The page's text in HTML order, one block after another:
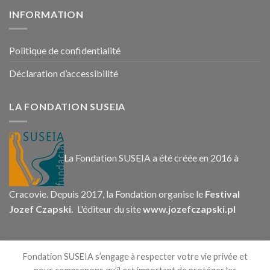
INFORMATION
Politique de confidentialité
Déclaration d’accessibilité
LA FONDATION SUSEIA
La Fondation SUSEIA a été créée en 2016 à
Cracovie. Depuis 2017, la Fondation organise le Festival
Jozef Czapski. L'éditeur du sitewww.jozefczapski.pl
CONTACT
Fondation SUSEIA s’engage à respecter votre vie privée et